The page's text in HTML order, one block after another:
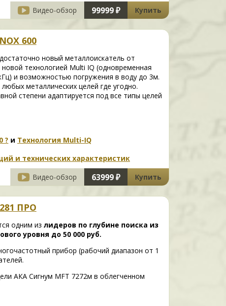
Видео-обзор 99999 ₽ Купить
600
новый металлоискатель от
технологией Multi IQ (одновременная
и возможностью погружения в воду до 3м.
металлических целей где угодно.
степени адаптируется под все типы целей
? и Технология Multi-IQ
и технических характеристик
Видео-обзор 63999 ₽ Купить
ПРО
одним из лидеров по глубине поиска из
уровня до 50 000 руб.
прибор (рабочий диапазон от 1
АКА Сигнум MFT 7272м в облегченном